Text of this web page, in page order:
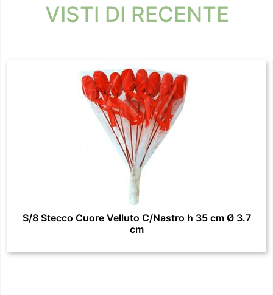
VISTI DI RECENTE
S/8 Stecco Cuore Velluto C/Nastro h 35 cm Ø 3.7
cm